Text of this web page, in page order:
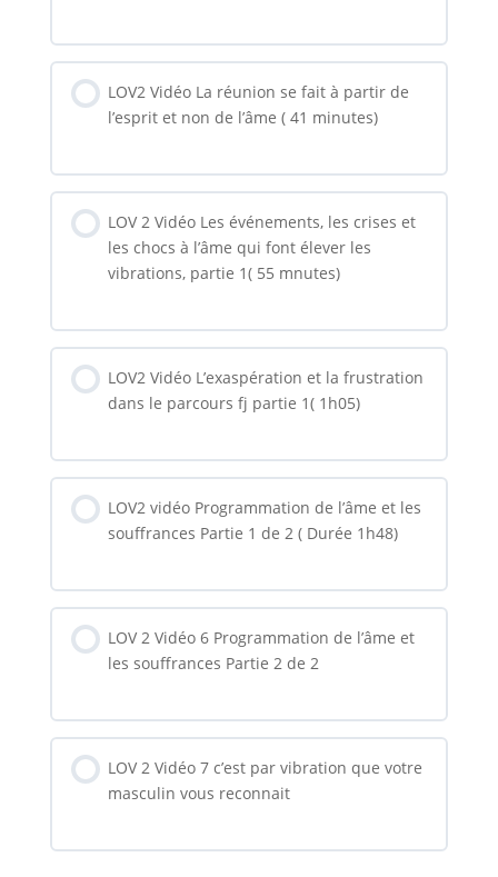
LOV2 Vidéo La réunion se fait à partir de
l’esprit et non de l’âme ( 41 minutes)
LOV 2 Vidéo Les événements, les crises et
les chocs à l’âme qui font élever les
vibrations, partie 1( 55 mnutes)
LOV2 Vidéo L’exaspération et la frustration
dans le parcours fj partie 1( 1h05)
LOV2 vidéo Programmation de l’âme et les
souffrances Partie 1 de 2 ( Durée 1h48)
LOV 2 Vidéo 6 Programmation de l’âme et
les souffrances Partie 2 de 2
LOV 2 Vidéo 7 c’est par vibration que votre
masculin vous reconnait